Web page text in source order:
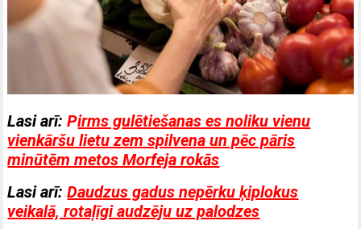
Lasi arī:Pirms gulētiešanas es noliku vienu
vienkāršu lietu zem spilvena un pēc pāris
minūtēm metos Morfeja rokās
Lasi arī:Daudzus gadus nepērku ķiplokus
veikalā, rotaļīgi audzēju uz palodzes